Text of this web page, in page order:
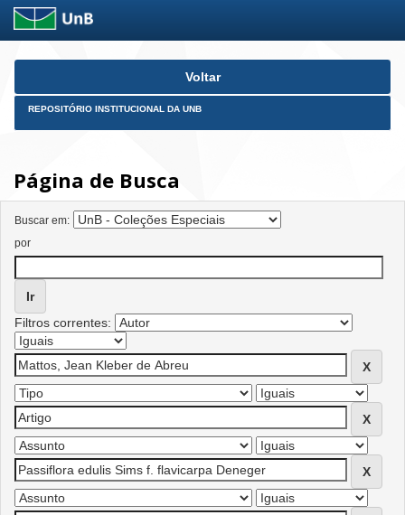
Skip
Voltar
REPOSITÓRIO INSTITUCIONAL DA UNB
Página de Busca
Buscar em:
por
Filtros correntes: